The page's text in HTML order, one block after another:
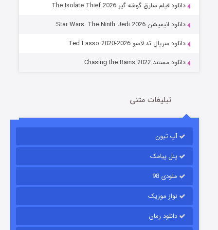
قسمت
14 (زیرنویس)
دانلود فیلم سارق گوشه گیر The Isolate Thief 2026
دانلود انیمیشن Star Wars: The Ninth Jedi 2026
دانلود سریال تد لاسو Ted Lasso 2020-2026
دانلود مستند Chasing the Rains 2022
تبلیغات متنی
آپ تیون
پنل پیامک
ملودی 98
نواز موزیک
دانلود رمان